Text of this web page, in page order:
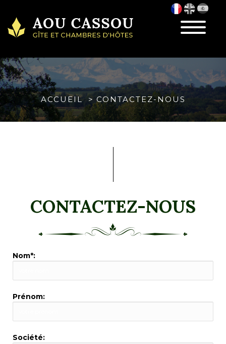
Toggle
ACCUEIL CONTACTEZ-NOUS
CONTACTEZ-NOUS
Nom*:
Prénom:
Société: